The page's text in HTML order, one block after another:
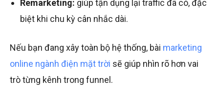
Remarketing: giúp tận dụng lại traffic đã có, đặc
biệt khi chu kỳ cân nhắc dài.
Nếu bạn đang xây toàn bộ hệ thống, bài marketing
online ngành điện mặt trời sẽ giúp nhìn rõ hơn vai
trò từng kênh trong funnel.